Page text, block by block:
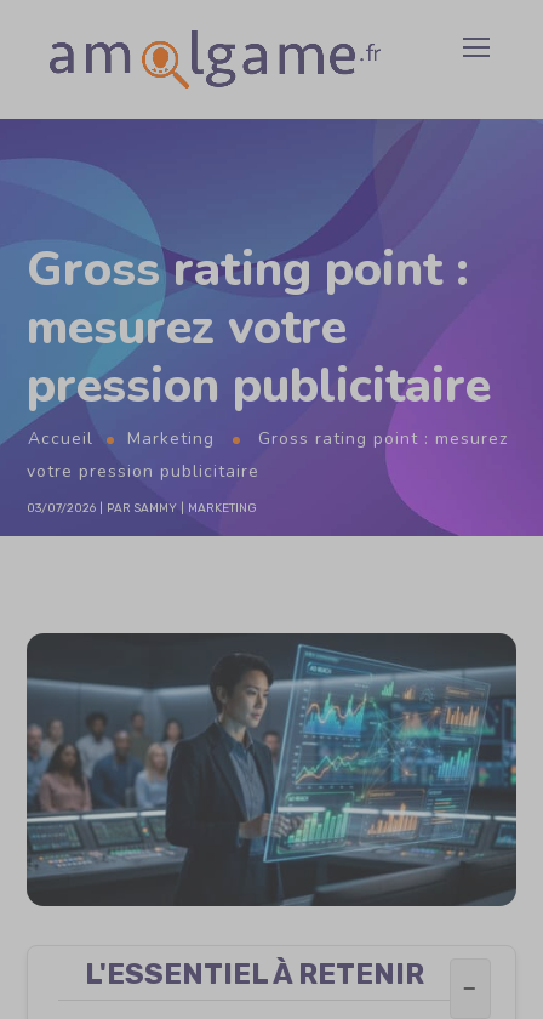
Gross rating point :
mesurez votre
pression publicitaire
Accueil Marketing
Gross rating point : mesurez
votre pression publicitaire
03/07/2026 PAR SAMMY MARKETING
L'ESSENTIEL À RETENIR −